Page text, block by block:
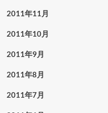
2011年11月
2011年10月
2011年9月
2011年8月
2011年7月